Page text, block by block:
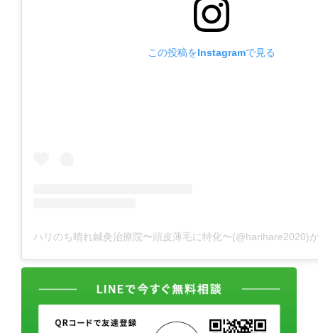
この投稿をInstagramで見る
ハリのち晴れ鍼灸治療院〜頭皮薄毛に特化〜(@harihare2020)